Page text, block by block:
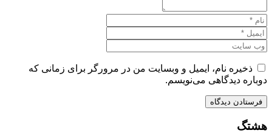
ذخیره نام، ایمیل و وبسایت من در مرورگر برای زمانی که
دوباره دیدگاهی می‌نویسم.
هشتگ